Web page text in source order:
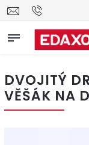
DVOJITÝ
VĚŠÁK NA